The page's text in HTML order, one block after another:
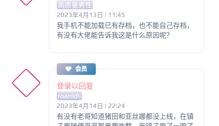
高质量男性
2023年4月13日 | 11:45
我手机不能加载已有存档，也不能自己存档，
有没有大佬能告诉我这是什么原因呢？
会员
登录以回复
roamds
2023年4月14日 | 22:24
有没有老哥知道猪田和亚丝娜都没上线，在镇